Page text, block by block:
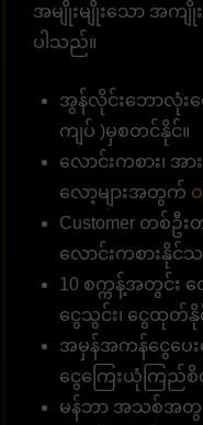
အမျိုးမျိုးသော အကျိုး
ပါသည်။
အွန်လိုင်းဘောလုံးလ
ကျပ် )မှစတင်နိုင်။
လောင်းကစား၊ အား
လော့များအတွက်
Customer တစ်ဦ
လောင်းကစားနိုင်
10 စက္ကန့်အတွင်း တ
ငွေသွင်း၊ ငွေထုတ်
အမှန်အကန်ငွေပေးခ
ငွေကြေးယုံကြည်စိတ်
မန်ဘာ အသစ်အတွက်